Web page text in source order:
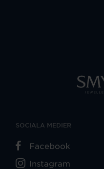
SOCIALA MEDIER
Facebook
Instagram